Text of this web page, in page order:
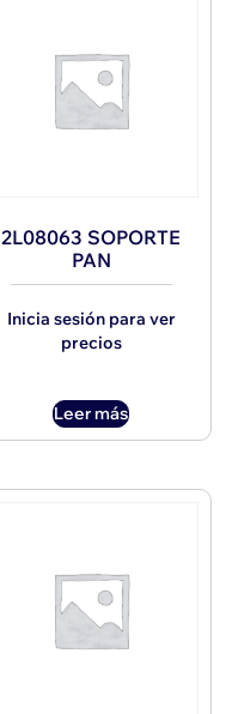
2L08063 SOPORTE
PAN
Inicia sesión para ver
precios
Leer más